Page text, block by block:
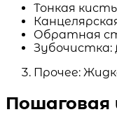
Тонкая
Обратная
Зубочистка:
Прочее:
Пошаговая